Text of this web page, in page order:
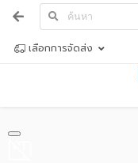
เลือกการจัดส่ง